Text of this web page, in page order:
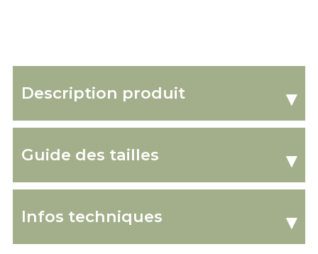
Description produit ▾
Guide des tailles ▾
Infos techniques ▾